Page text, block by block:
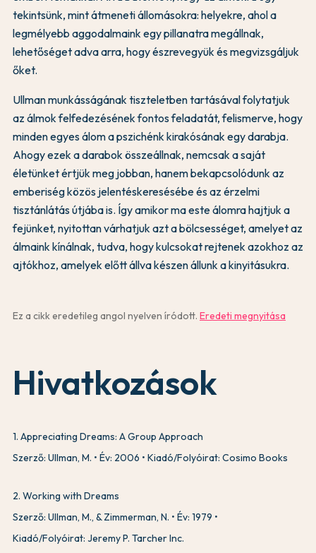
tekintsünk, mint átmeneti állomásokra: helyekre, ahol a
legmélyebb aggodalmaink egy pillanatra megállnak,
lehetőséget adva arra, hogy észrevegyük és megvizsgáljuk
őket.
Ullman munkásságának tiszteletben tartásával folytatjuk
az álmok felfedezésének fontos feladatát, felismerve, hogy
minden egyes álom a pszichénk kirakósának egy darabja.
Ahogy ezek a darabok összeállnak, nemcsak a saját
életünket értjük meg jobban, hanem bekapcsolódunk az
emberiség közös jelentéskeresésébe és az érzelmi
tisztánlátás útjába is. Így amikor ma este álomra hajtjuk a
fejünket, nyitottan várhatjuk azt a bölcsességet, amelyet az
álmaink kínálnak, tudva, hogy kulcsokat rejtenek azokhoz az
ajtókhoz, amelyek előtt állva készen állunk a kinyitásukra.
Ez a cikk eredetileg angol nyelven íródott. Eredeti megnyitása
Hivatkozások
1. Appreciating Dreams: A Group Approach
Szerző: Ullman, M.
Év: 2006 Kiadó/Folyóirat: Cosimo Books
2. Working with Dreams
Szerző: Ullman, M., & Zimmerman, N.
Év: 1979
Kiadó/Folyóirat: Jeremy P. Tarcher Inc.